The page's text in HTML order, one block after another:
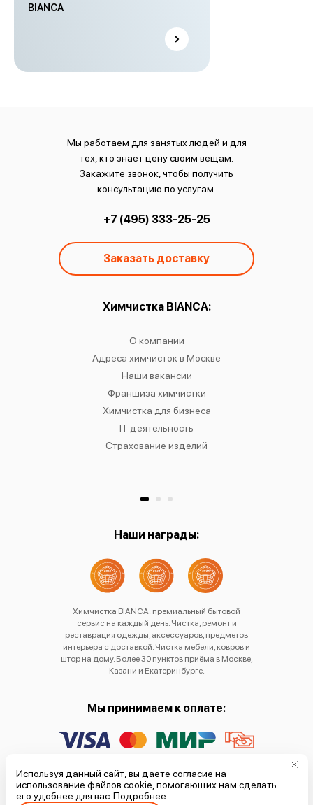
BIANCA
Мы работаем для занятых людей и для
тех, кто знает цену своим вещам.
Закажите звонок, чтобы получить
консультацию по услугам.
+7 (495) 333-25-25
Заказать доставку
Химчистка BIANCA:
О компании
Адреса химчисток в Москве
Наши вакансии
Франшиза химчистки
Химчистка для бизнеса
IT деятельность
Страхование изделий
Наши награды:
Химчистка BIANCA: премиальный бытовой
сервис на каждый день. Чистка, ремонт и
реставрация одежды, аксессуаров, предметов
интерьера с доставкой. Чистка мебели, ковров и
штор на дому. Более 30 пунктов приёма в Москве,
Казани и Екатеринбурге.
Мы принимаем к оплате:
Политика обработки
персональных данных
Используя данный сайт, вы даете согласие на
использование файлов cookie, помогающих нам сделать
его удобнее для вас. Подробнее